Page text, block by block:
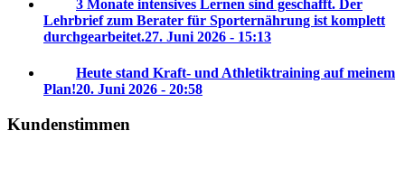
3 Monate intensives Lernen sind geschafft. Der
Lehrbrief zum Berater für Sporternährung ist komplett
durchgearbeitet.27. Juni 2026 - 15:13
Heute stand Kraft- und Athletiktraining auf meinem
Plan!20. Juni 2026 - 20:58
Kundenstimmen